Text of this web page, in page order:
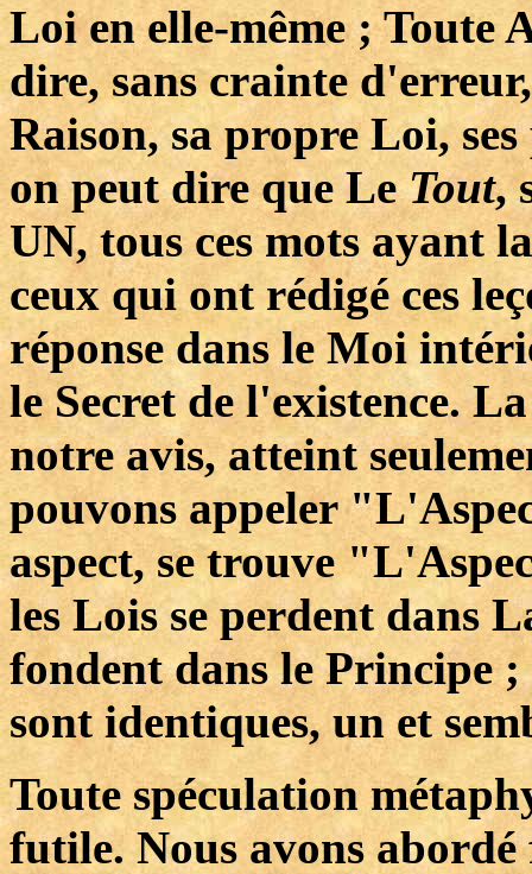
Loi en elle-même ; Toute
dire, sans crainte
Raison, sa propre Loi,
on peut dire que LeTout,
UN, tous ces mots ayant
ceux qui ont rédigé ces
réponse dans le Moi
le Secret de l'existence.
notre avis, atteint
pouvons appeler
aspect, se trouve
les Lois se perdent dans
fondent dans le Principe
sont identiques, un et
Toute spéculation
futile. Nous avons